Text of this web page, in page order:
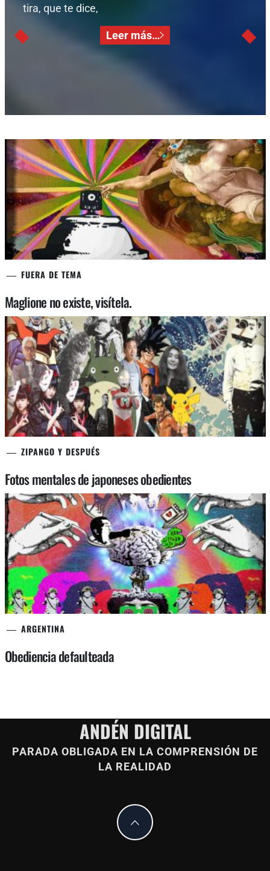
tira, que te dice,
Leer más…
FUERA DE TEMA
Maglione no existe, visítela.
ZIPANGO Y DESPUÉS
Fotos mentales de japoneses obedientes
ARGENTINA
Obediencia defaulteada
ANDÉN DIGITAL
PARADA OBLIGADA EN LA COMPRENSIÓN DE
LA REALIDAD